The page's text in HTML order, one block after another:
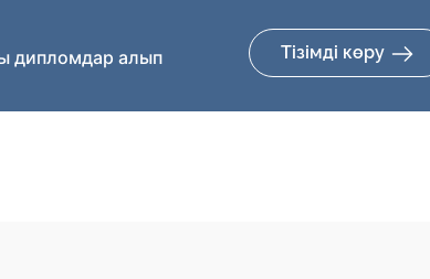
дипломдар алып
Тізімді көру